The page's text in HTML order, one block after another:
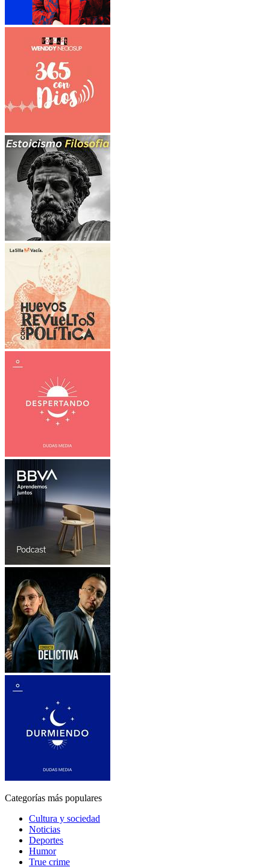
Categorías más populares
Cultura y sociedad
Noticias
Deportes
Humor
True crime